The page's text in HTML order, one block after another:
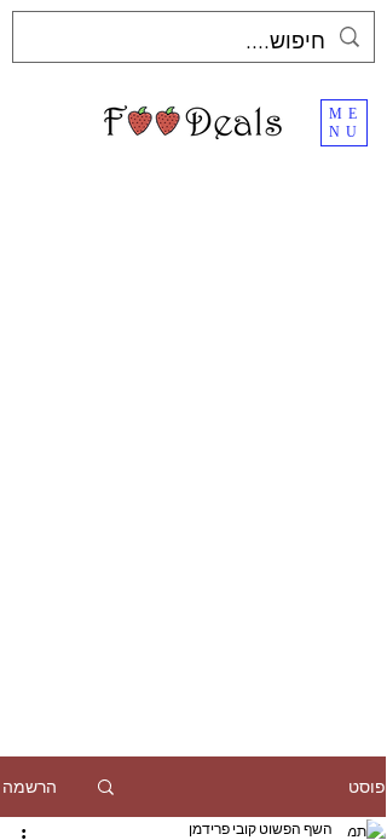
ME
NU
פוסט הרשמה
השף הפשוט קובי פרידמן